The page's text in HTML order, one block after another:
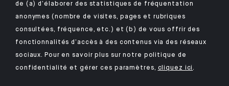
Retrouvez notre application mobile Indosuez
MENTIONS LÉGALES
de (a) d’élaborer des statistiques de fréquentation
anonymes (nombre de visites, pages et rubriques
consultées, fréquence, etc.) et (b) de vous offrir des
fonctionnalités d’accès à des contenus via des réseaux
sociaux. Pour en savoir plus sur notre politique de
confidentialité et gérer ces paramètres, cliquez ici.